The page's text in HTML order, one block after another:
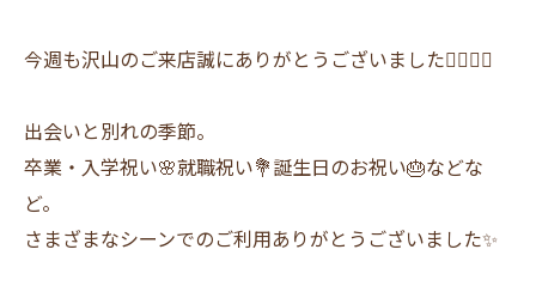
今週も沢山のご来店誠にありがとうございました🙇‍♂️🙇‍♀️
出会いと別れの季節。
卒業・入学祝い🌸就職祝い💐誕生日のお祝い🎂などな
ど。
さまざまなシーンでのご利用ありがとうございました✨